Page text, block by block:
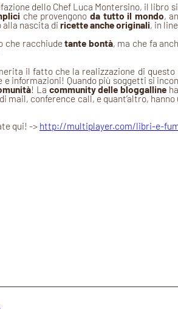
dello Chef Luca Montersino, il libro
che provengono da tutto il mondo,
alla nascita di ricette anche originali, in
che racchiudetante bontà, ma che fa
il fatto che la realizzazione di
e informazioni! Quando più soggetti si
! La community delle bloggalline
mail, conference call, e quant’altro,
qui! -> http://multiplayer.com/libri-e-